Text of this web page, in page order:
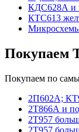
КДС628А и
КТС613
Покупаем
Покупаем по
2П602А;
2Т866А и
2Т957
2Т957